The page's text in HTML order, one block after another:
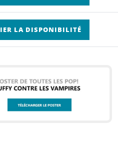
LA DISPONIBILITÉ